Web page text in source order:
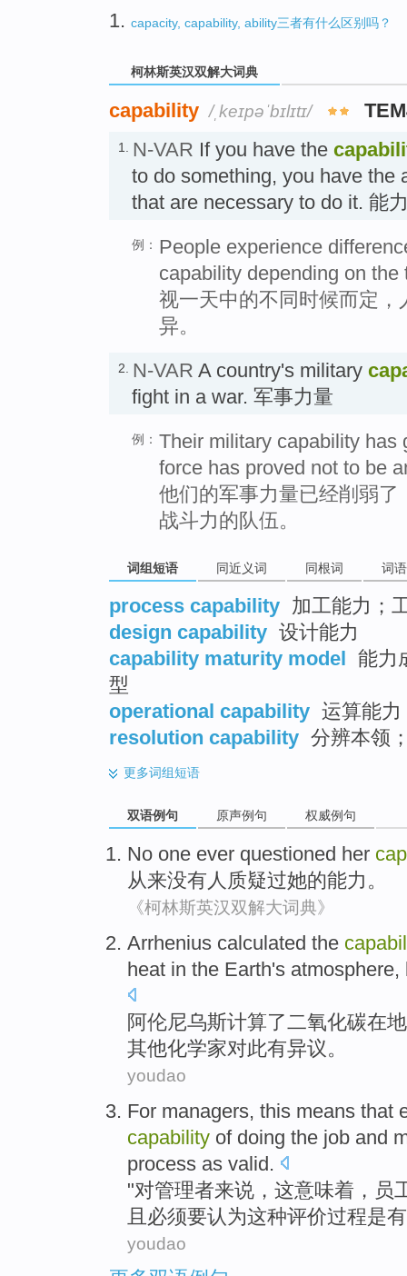
1. capacity, capability, ability三者有什么区别吗？
柯林斯英汉双解大词典
capability /ˌkeɪpəˈbɪlɪtɪ/
1. N-VAR If you have the
to do something, you have the
that are necessary to do it. 能
例： People experience
capability depending on the
视一天中的不同时候而定
异。
2. N-VAR A country's military
fight in a war. 军事力量
例： Their military capability has
force has proved not to be
他们的军事力量已经削弱
战斗力的队伍。
词组短语 同近义词 同根词 词
process capability 加工能力；
design capability 设计能力
capability maturity model
能力
型
operational capability 运算能
resolution capability 分辨本领
更多词组短语
双语例句 原声例句 权威例句
No one ever questioned her
从来没有人 质疑过她的能力 。
《柯林斯英汉双解大词典》
Arrhenius calculated the
heat in the Earth's atmosphere,
阿伦尼乌斯计算了二氧化碳在
其他化学家对此有异议。
youdao
For managers, this means that
capability of doing the job and
process as valid.
"对管理者来说， 这意味着 ， 员
且 必须要认为这种评价过程是有
youdao